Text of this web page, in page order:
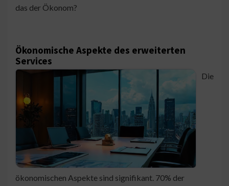
das der Ökonom?
Ökonomische Aspekte des erweiterten
Services
Die
ökonomischen Aspekte sind signifikant. 70% der